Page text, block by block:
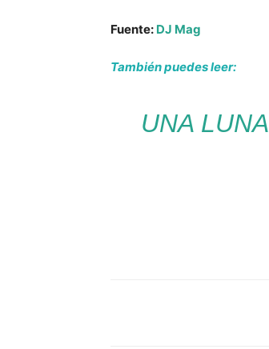
Fuente: DJ Mag
También puedes leer:
UNA